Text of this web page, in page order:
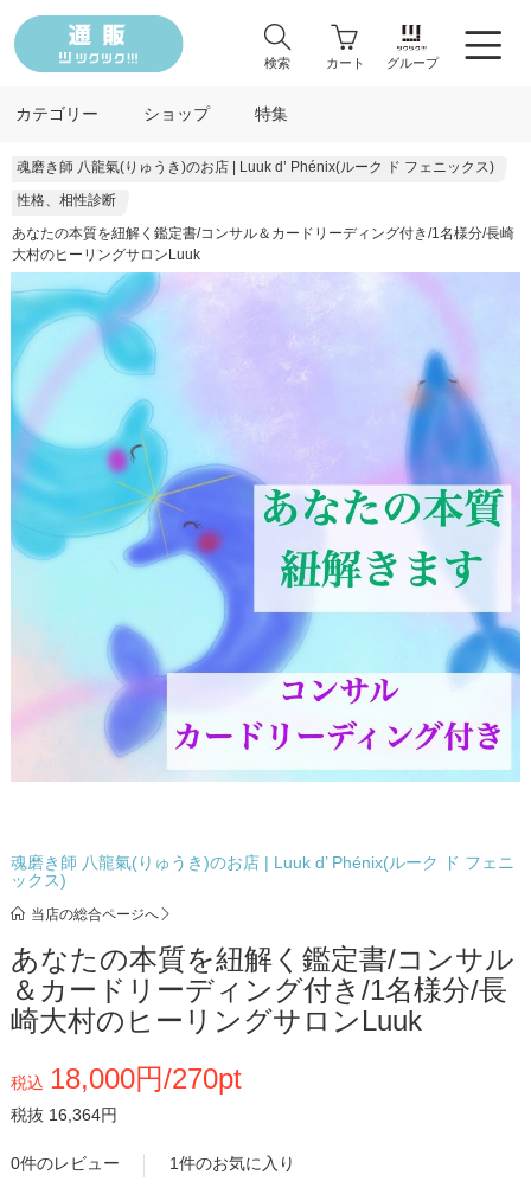
検索 カート グループ
カテゴリー ショップ 特集
魂磨き師 八龍氣(りゅうき)のお店 | Luuk d’ Phénix(ルーク ド フェニックス)
性格、相性診断
あなたの本質を紐解く鑑定書/コンサル＆カードリーディング付き/1名様分/長崎
大村のヒーリングサロンLuuk
魂磨き師 八龍氣(りゅうき)のお店 | Luuk d’ Phénix(ルーク ド フェニ
ックス)
当店の総合ページへ
あなたの本質を紐解く鑑定書/コンサル
＆カードリーディング付き/1名様分/長
崎大村のヒーリングサロンLuuk
税込 18,000円/270pt
税抜 16,364円
0件のレビュー 1件のお気に入り